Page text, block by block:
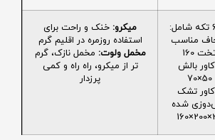
مناسب
160
بالش
50×70
تشک
شده
میکرو: خنک و راحت برای
استفاده روزمره در اقلیم گرم
مخمل ولوت: مخمل نازک، گرم
تر از میکرو، راه راه و کمی
پرزدار